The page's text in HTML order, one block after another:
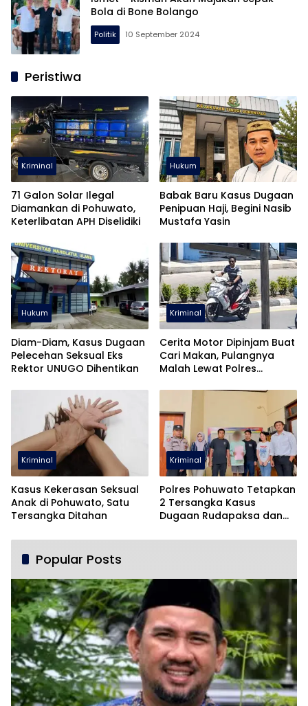
Bola di Bone Bolango
Politik 10 September 2024
Peristiwa
Kriminal
71 Galon Solar Ilegal
Diamankan di Pohuwato,
Keterlibatan APH Diselidiki
Hukum
Babak Baru Kasus Dugaan
Penipuan Haji, Begini Nasib
Mustafa Yasin
Hukum
Diam-Diam, Kasus Dugaan
Pelecehan Seksual Eks
Rektor UNUGO Dihentikan
Kriminal
Cerita Motor Dipinjam Buat
Cari Makan, Pulangnya
Malah Lewat Polres
Kriminal
Kasus Kekerasan Seksual
Anak di Pohuwato, Satu
Tersangka Ditahan
Kriminal
Polres Pohuwato Tetapkan
2 Tersangka Kasus
Dugaan Rudapaksa dan
Popular Posts